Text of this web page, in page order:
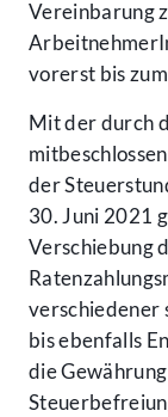
Vereinbarung
vorerst bis
Mit der durch
der
30. Juni 2021
Verschiebung
verschiedener
bis ebenfalls
die